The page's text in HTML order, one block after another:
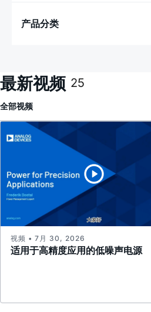
产品分类
最新视频 25
全部视频
适用于高精度应用的低噪声电源
视频 • 7月 30, 2026